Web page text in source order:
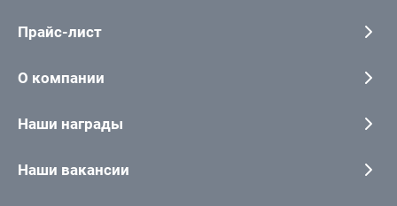
Прайс-лист
О компании
Наши награды
Наши вакансии